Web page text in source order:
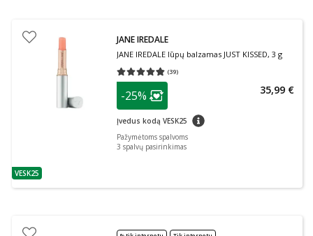
patarimas
VESK25
JANE IREDALE
JANE IREDALE lūpų balzamas JUST KISSED, 3 g
(39)
Vidutinis įvertinimas 4.79
patarimas
Lojalumo klubo narių nuolaida
-25%
Įvedus kodą VESK25 patarimas
35,99 €
Pažymėtoms spalvoms
3 spalvų pasirinkimas